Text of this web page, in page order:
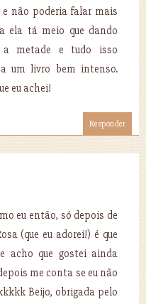
e não poderia falar mais
ela tá meio que dando
metade e tudo isso
um livro bem intenso.
eu achei!
Responder
eu então, só depois de
(que eu adorei!) é que
acho que gostei ainda
me conta se eu não
Beijo, obrigada pelo